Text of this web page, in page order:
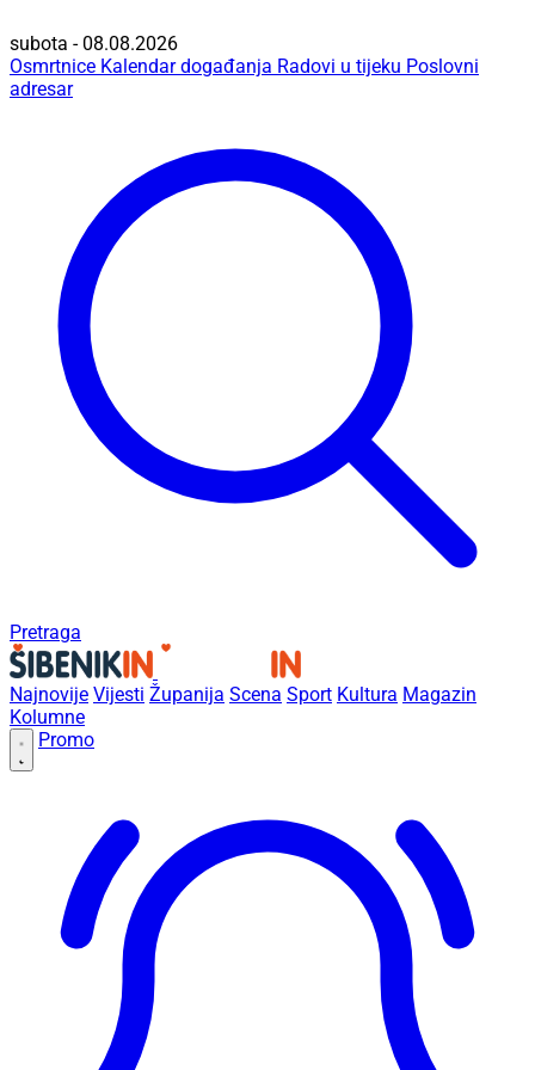
subota - 08.08.2026
Osmrtnice Kalendar događanja Radovi u tijeku Poslovni
adresar
Pretraga
Najnovije Vijesti Županija Scena Sport Kultura Magazin
Kolumne
Promo